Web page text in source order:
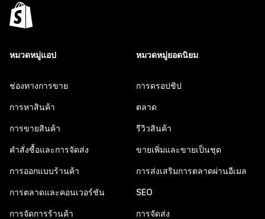
หมวดหมู่แอป
ช่องทางการขาย
การหาสินค้า
การขายสินค้า
คำสั่งซื้อและการจัดส่ง
การออกแบบร้านค้า
การตลาดและคอนเวอร์ชัน
การจัดการร้านค้า
หมวดหมู่ยอดนิยม
การดรอปชิป
ตลาด
รีวิวสินค้า
ขายเพิ่มและขายเป็นชุด
การส่งเสริมการตลาดผ่านอีเมล
SEO
การจัดส่ง